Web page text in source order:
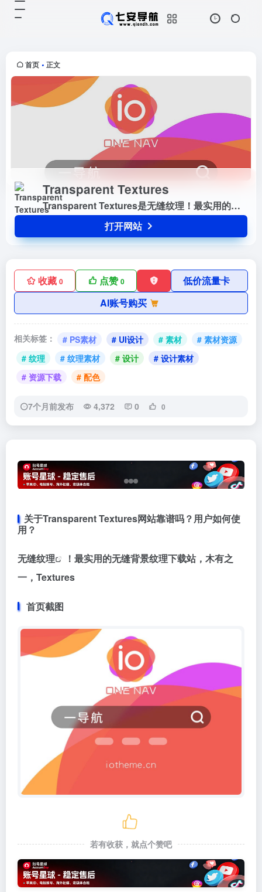
首页 • 正文
Transparent Textures
Transparent Textures是无缝纹理！最实用的无缝背景...
打开网站
收藏 0 点赞0
低价流量卡
AI账号购买
相关标签： # PS素材 # UI设计 # 素材
# 素材资源
# 纹理
# 纹理素材 # 设计
# 设计素材
# 资源下载
# 配色
7个月前发布 4,372 0 0
关于Transparent Textures网站靠谱吗？用户如何使
用？
无缝纹理
！最实用的无缝背景纹理下载站，木有之
一，Textures
首页截图
若有收获，就点个赞吧